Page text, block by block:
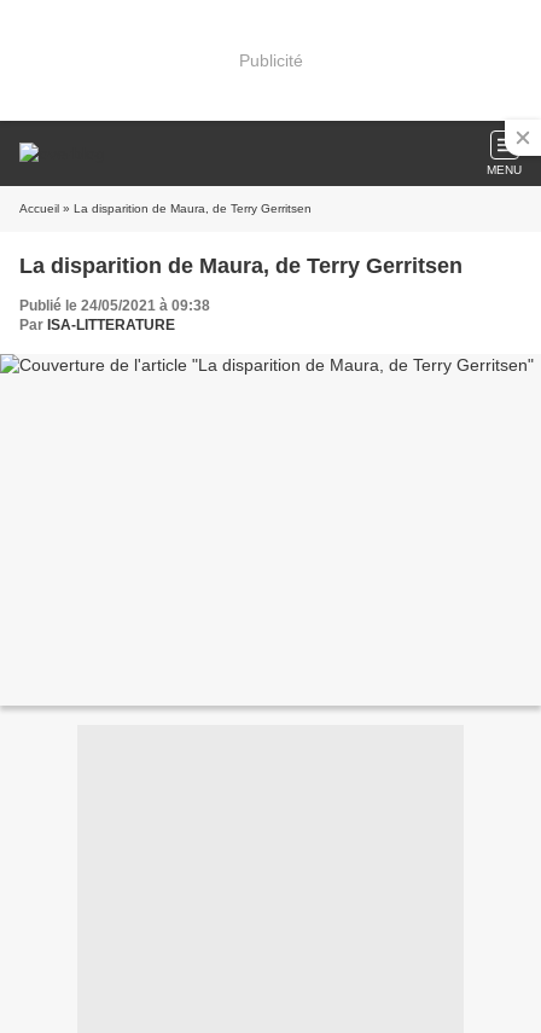
Publicité
MENU
Accueil » La disparition de Maura, de Terry Gerritsen
La disparition de Maura, de Terry Gerritsen
Publié le 24/05/2021 à 09:38
Par ISA-LITTERATURE